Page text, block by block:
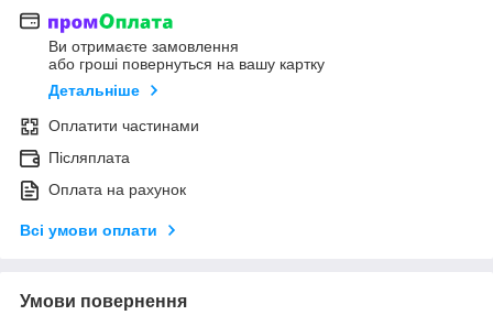
Ви отримаєте замовлення
або гроші повернуться на вашу картку
Детальніше
Оплатити частинами
Післяплата
Оплата на рахунок
Всі умови оплати
Умови повернення